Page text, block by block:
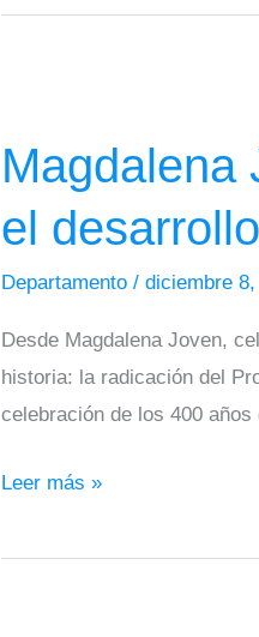
Magdalena
el
Departamento / diciembre 8,
Desde Magdalena Joven,
historia: la radicación del
celebración de los 400
impulsa
celebración
histórica
para
desarrollo
de
Plato
Leer más »